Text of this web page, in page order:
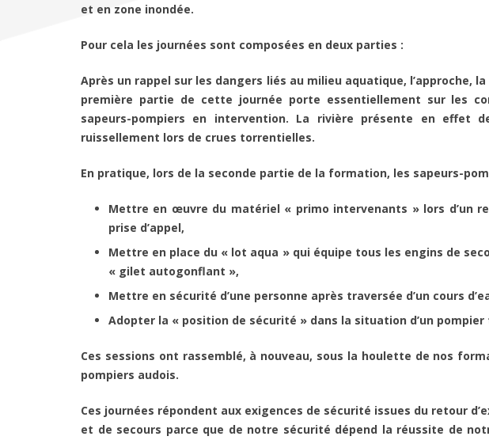
et en zone inondée.
Pour cela les journées sont composées en deux parties :
Après un rappel sur les dangers liés au milieu aquatique, l’approche,
première partie de cette journée porte essentiellement sur les
sapeurs-pompiers en intervention. La rivière présente en effet
ruissellement lors de crues torrentielles.
En pratique, lors de la seconde partie de la formation, les sapeurs-
Mettre en œuvre du matériel « primo intervenants » lors d’un
prise d’appel,
Mettre en place du « lot aqua » qui équipe tous les engins de
« gilet autogonflant »,
Mettre en sécurité d’une personne après traversée d’un cours
Adopter la « position de sécurité » dans la situation d’un
Ces sessions ont rassemblé, à nouveau, sous la houlette de nos
pompiers audois.
Ces journées répondent aux exigences de sécurité issues du retour
et de secours parce que de notre sécurité dépend la réussite de